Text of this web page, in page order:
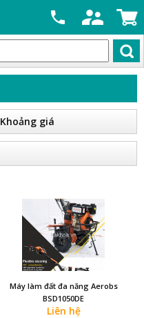
Khoảng giá
Máy làm đất đa năng Aerobs
BSD1050DE
Liên hệ